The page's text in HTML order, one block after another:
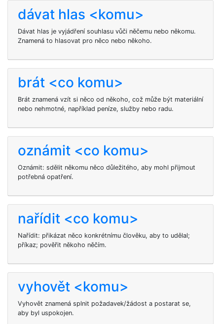
dávat hlas <komu>
Dávat hlas je vyjádření souhlasu vůči něčemu nebo někomu.
Znamená to hlasovat pro něco nebo někoho.
brát <co komu>
Brát znamená vzít si něco od někoho, což může být materiální
nebo nehmotné, například peníze, služby nebo radu.
oznámit <co komu>
Oznámit: sdělit někomu něco důležitého, aby mohl přijmout
potřebná opatření.
nařídit <co komu>
Nařídit: přikázat něco konkrétnímu člověku, aby to udělal;
příkaz; pověřit někoho něčím.
vyhovět <komu>
Vyhovět znamená splnit požadavek/žádost a postarat se,
aby byl uspokojen.